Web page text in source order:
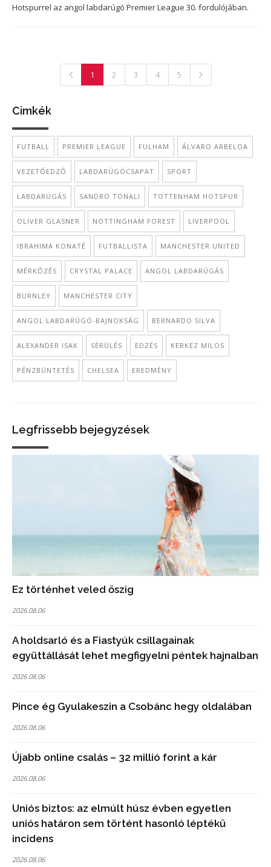
Hotspurrel az angol labdarúgó Premier League 30. fordulójában.
1 2 3 4 5
Cimkék
FUTBALL PREMIER LEAGUE FULHAM ÁLVARO ARBELOA
VEZETŐEDZŐ LABDARÚGÓCSAPAT SPORT
LABDARÚGÁS SANDRO TONALI TOTTENHAM HOTSPUR
OLIVER GLASNER NOTTINGHAM FOREST LIVERPOOL
IBRAHIMA KONATÉ FUTBALLISTA MANCHESTER UNITED
MÉRKŐZÉS CRYSTAL PALACE ANGOL LABDARÚGÁS
BURNLEY MANCHESTER CITY
ANGOL LABDARÚGÓ-BAJNOKSÁG BERNARDO SILVA
ALEXANDER ISAK SÉRÜLÉS EDZÉS KERKEZ MILOS
PÉNZBÜNTETÉS CHELSEA EREDMÉNY
Legfrissebb bejegyzések
Ez történhet veled őszig
2026.08.06
A holdsarló és a Fiastyúk csillagainak
együttállását lehet megfigyelni péntek hajnalban
2026.08.06
Pince ég Gyulakeszin a Csobánc hegy oldalában
2026.08.06
Újabb online csalás – 32 millió forint a kár
2026.08.06
Uniós biztos: az elmúlt húsz évben egyetlen
uniós határon sem történt hasonló léptékű
incidens
2026.08.06